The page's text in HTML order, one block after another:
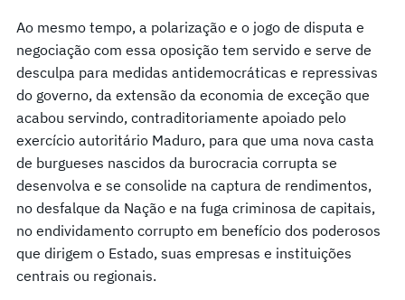
Ao mesmo tempo, a polarização e o jogo de disputa e
negociação com essa oposição tem servido e serve de
desculpa para medidas antidemocráticas e repressivas
do governo, da extensão da economia de exceção que
acabou servindo, contraditoriamente apoiado pelo
exercício autoritário Maduro, para que uma nova casta
de burgueses nascidos da burocracia corrupta se
desenvolva e se consolide na captura de rendimentos,
no desfalque da Nação e na fuga criminosa de capitais,
no endividamento corrupto em benefício dos poderosos
que dirigem o Estado, suas empresas e instituições
centrais ou regionais.